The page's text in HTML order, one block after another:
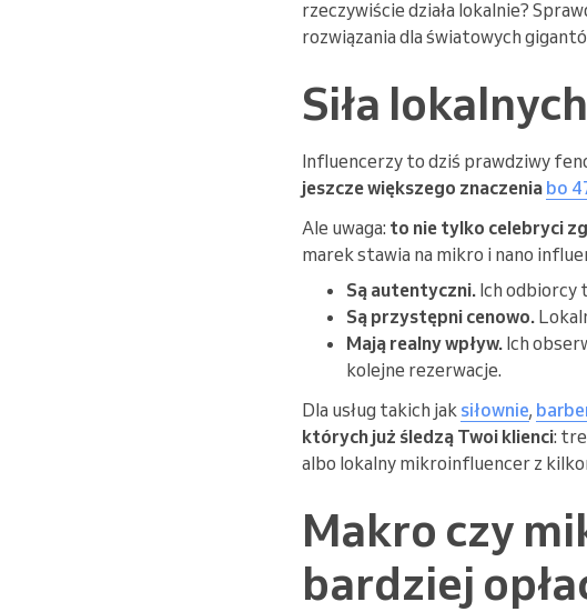
rzeczywiście działa lokalnie?
rozwiązania dla światowych
Siła
Influencerzy to dziś prawdziwy
jeszcze większego znaczenia bo
Ale uwaga: to nie tylko celebryci
marek stawia na mikro i nano
Są autentyczni. Ich odbiorcy
Są przystępni cenowo.
Mają realny wpływ. Ich
kolejne rezerwacje.
Dla usług takich jak siłownie,
których już śledzą Twoi klienci:
albo lokalny mikroinfluencer z
Makro czy
bardziej